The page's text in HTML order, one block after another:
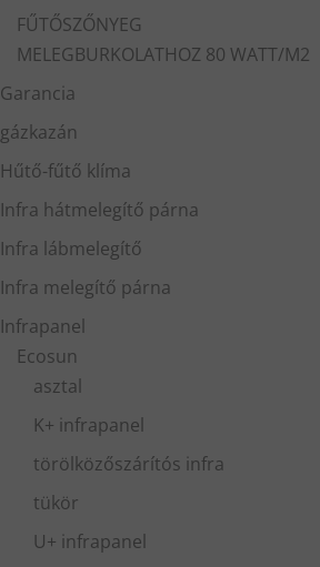
FŰTŐSZŐNYEG
MELEGBURKOLATHOZ 80 WATT/M2
Garancia
gázkazán
Hűtő-fűtő klíma
Infra hátmelegítő párna
Infra lábmelegítő
Infra melegítő párna
Infrapanel
Ecosun
asztal
K+ infrapanel
törölközőszárítós infra
tükör
U+ infrapanel